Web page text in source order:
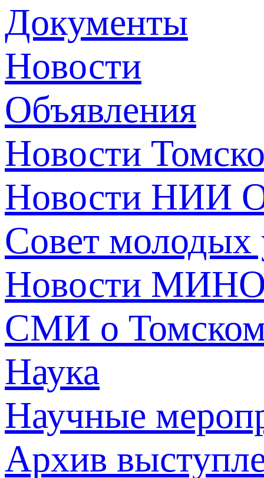
Документы
Новости
Объявления
Новости
Новости НИИ
Совет молодых
Новости
СМИ о
Наука
Научные
Архив